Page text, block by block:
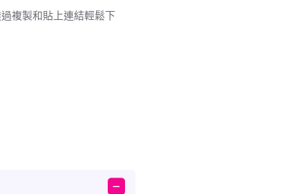
複製和貼上連結輕鬆下